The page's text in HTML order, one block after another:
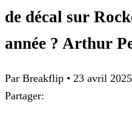
de décal sur
année ? Arthur
Par Breakflip • 23 avril 2025
Partager: